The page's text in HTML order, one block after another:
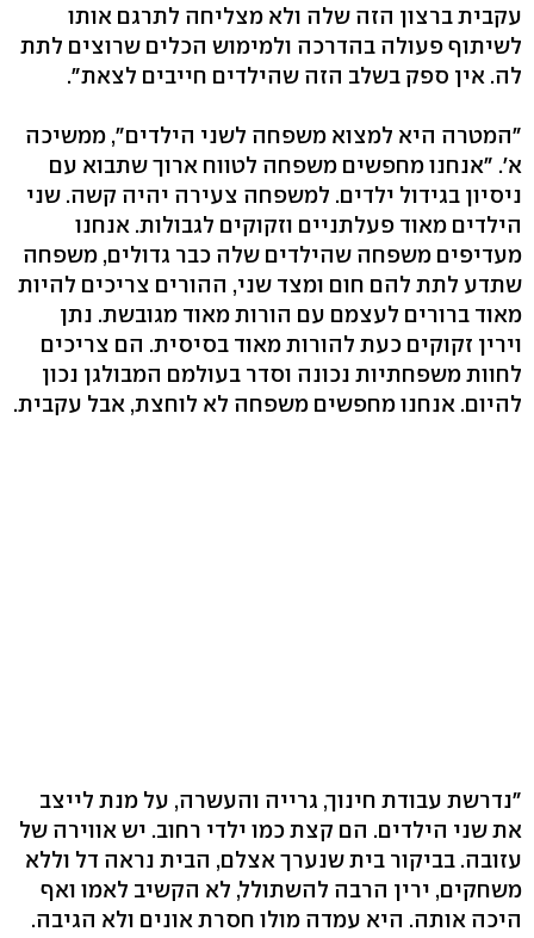
עקבית ברצון הזה שלה ולא מצליחה לתרגם אותו
לשיתוף פעולה בהדרכה ולמימוש הכלים שרוצים לתת
לה. אין ספק בשלב הזה שהילדים חייבים לצאת".
"המטרה היא למצוא משפחה לשני הילדים", ממשיכה
א'. "אנחנו מחפשים משפחה לטווח ארוך שתבוא עם
ניסיון בגידול ילדים. למשפחה צעירה יהיה קשה. שני
הילדים מאוד פעלתניים וזקוקים לגבולות. אנחנו
מעדיפים משפחה שהילדים שלה כבר גדולים, משפחה
שתדע לתת להם חום ומצד שני, ההורים צריכים להיות
מאוד ברורים לעצמם עם הורות מאוד מגובשת. נתן
וירין זקוקים כעת להורות מאוד בסיסית. הם צריכים
לחוות משפחתיות נכונה וסדר בעולמם המבולגן נכון
להיום. אנחנו מחפשים משפחה לא לוחצת, אבל עקבית.
"נדרשת עבודת חינוך, גרייה והעשרה, על מנת לייצב
את שני הילדים. הם קצת כמו ילדי רחוב. יש אווירה של
עזובה. בביקור בית שנערך אצלם, הבית נראה דל וללא
משחקים, ירין הרבה להשתולל, לא הקשיב לאמו ואף
היכה אותה. היא עמדה מולו חסרת אונים ולא הגיבה.